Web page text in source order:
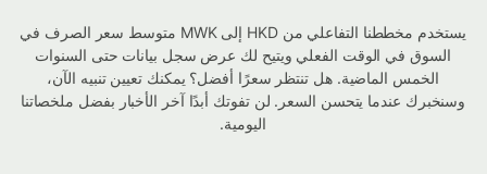
يستخدم مخططنا التفاعلي من HKD إلى MWK متوسط ​​سعر الصرف في
السوق في الوقت الفعلي ويتيح لك عرض سجل بيانات حتى السنوات
الخمس الماضية. هل تنتظر سعرًا أفضل؟ يمكنك تعيين تنبيه الآن،
وسنخبرك عندما يتحسن السعر. لن تفوتك أبدًا آخر الأخبار بفضل ملخصاتنا
اليومية.